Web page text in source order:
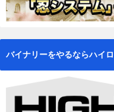
バイナリーをやるならハイ